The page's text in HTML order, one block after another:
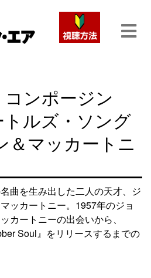
ンポージン
トルズ・ソング
＆マッカートニ
曲を生み出した二人の天才、ジ
ッカートニー。1957年のジョ
カートニーの出会いから、
Soul』をリリースするまでの